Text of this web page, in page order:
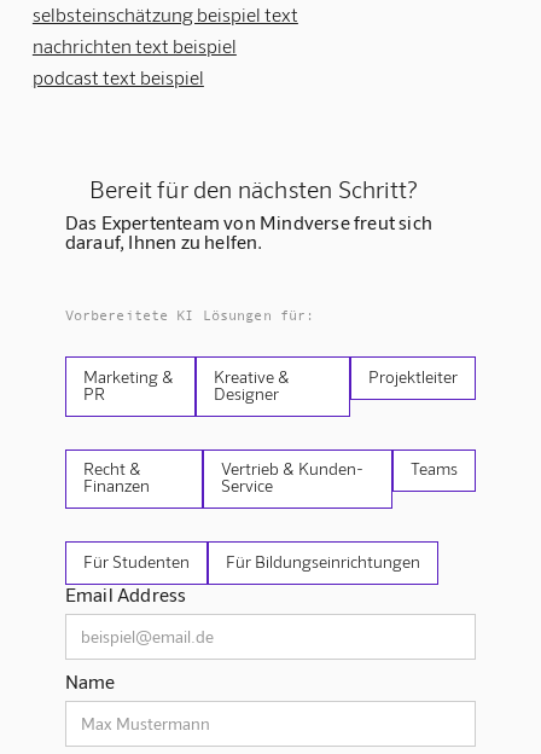
selbsteinschätzung beispiel text
nachrichten text beispiel
podcast text beispiel
Bereit für den nächsten Schritt?
Das Expertenteam von Mindverse freut sich
darauf, Ihnen zu helfen.
Vorbereitete KI Lösungen für:
Marketing &
PR
Kreative &
Designer
Projektleiter
Recht &
Finanzen
Vertrieb & Kunden-
Service
Teams
Für Studenten Für Bildungseinrichtungen
Email Address
Name